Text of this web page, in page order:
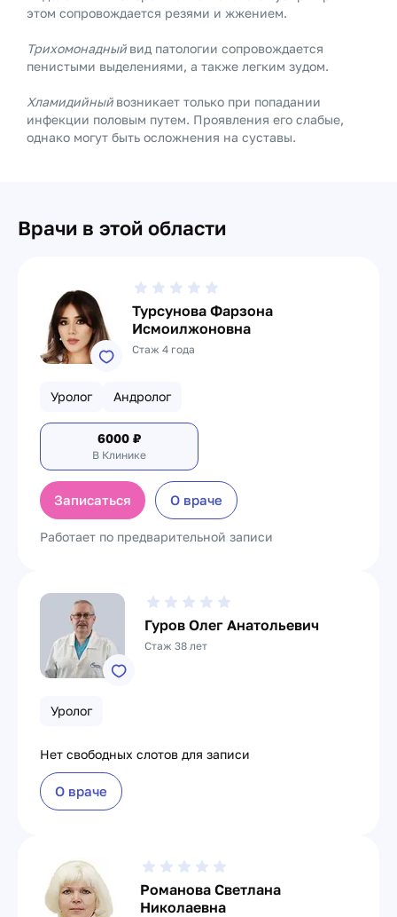
этом сопровождается резями и жжением.
Трихомонадный вид патологии сопровождается
пенистыми выделениями, а также легким зудом.
Хламидийный возникает только при попадании
инфекции половым путем. Проявления его слабые,
однако могут быть осложнения на суставы.
Врачи в этой области
Турсунова Фарзона
Исмоилжоновна
Стаж 4 года
Уролог Андролог
6000 ₽
В Клинике
Записаться О враче
Работает по предварительной записи
Гуров Олег Анатольевич
Стаж 38 лет
Уролог
Нет свободных слотов для записи
О враче
Романова Светлана
Николаевна